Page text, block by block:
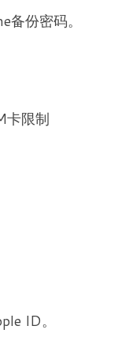
份密码。
卡限制
ID。